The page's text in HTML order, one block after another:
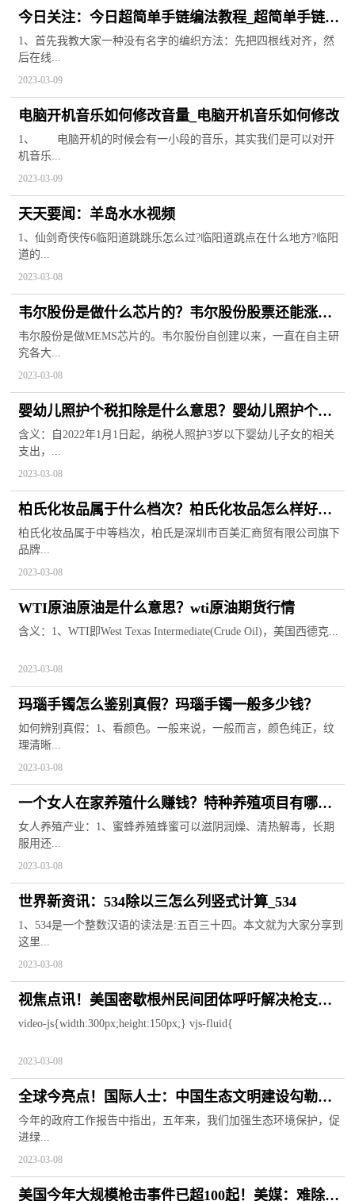
今日关注：今日超简单手链编法教程_超简单手链编
织方法
1、首先我教大家一种没有名字的编织方法：先把四根线对齐，然
后在线...
2023-03-09
电脑开机音乐如何修改音量_电脑开机音乐如何修改
1、 电脑开机的时候会有一小段的音乐，其实我们是可以对开
机音乐...
2023-03-09
天天要闻：羊岛水水视频
1、仙剑奇侠传6临阳道跳跳乐怎么过?临阳道跳点在什么地方?临阳
道的...
2023-03-08
韦尔股份是做什么芯片的？韦尔股份股票还能涨起
来吗？
韦尔股份是做MEMS芯片的。韦尔股份自创建以来，一直在自主研
究各大...
2023-03-08
婴幼儿照护个税扣除是什么意思？婴幼儿照护个税
扣除申报方式
含义：自2022年1月1日起，纳税人照护3岁以下婴幼儿子女的相关
支出，...
2023-03-08
柏氏化妆品属于什么档次？柏氏化妆品怎么样好不
好？
柏氏化妆品属于中等档次，柏氏是深圳市百美汇商贸有限公司旗下
品牌...
2023-03-08
WTI原油原油是什么意思？wti原油期货行情
含义：1、WTI即West Texas Intermediate(Crude Oil)，美国西德克...
2023-03-08
玛瑙手镯怎么鉴别真假？玛瑙手镯一般多少钱？
如何辨别真假：1、看颜色。一般来说，一般而言，颜色纯正，纹
理清晰...
2023-03-08
一个女人在家养殖什么赚钱？特种养殖项目有哪
些？
女人养殖产业：1、蜜蜂养殖蜂蜜可以滋阴润燥、清热解毒，长期
服用还...
2023-03-08
世界新资讯：534除以三怎么列竖式计算_534
1、534是一个整数汉语的读法是:五百三十四。本文就为大家分享到
这里...
2023-03-08
视焦点讯！美国密歇根州民间团体呼吁解决枪支暴
力问题：我们厌倦了不断埋葬儿童
video-js{width:300px;height:150px;} vjs-fluid{
2023-03-08
全球今亮点！国际人士：中国生态文明建设勾勒出
美好未来
今年的政府工作报告中指出，五年来，我们加强生态环境保护，促
进绿...
2023-03-08
美国今年大规模枪击事件已超100起！美媒：难除的